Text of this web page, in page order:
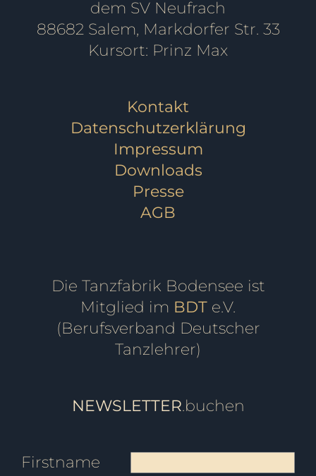
dem SV Neufrach
88682 Salem, Markdorfer Str. 33
Kursort: Prinz Max
Kontakt
Datenschutzerklärung
Impressum
Downloads
Presse
AGB
Die Tanzfabrik Bodensee ist
Mitglied im BDT e.V.
(Berufsverband Deutscher
Tanzlehrer)
NEWSLETTER.buchen
Firstname